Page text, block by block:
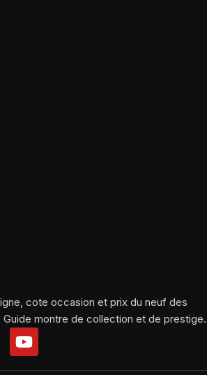
cote occasion et prix du neuf des
montre de collection et de prestige.